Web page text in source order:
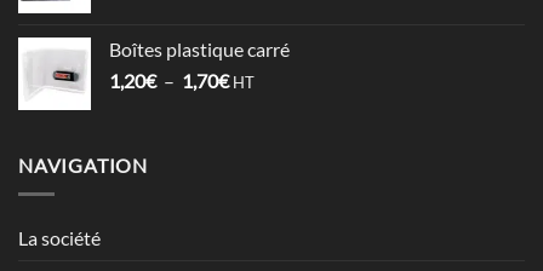
5,98€
à
Boîtes plastique carré
1,20€ – 1,70€Plage
HT
NAVIGATION
La société